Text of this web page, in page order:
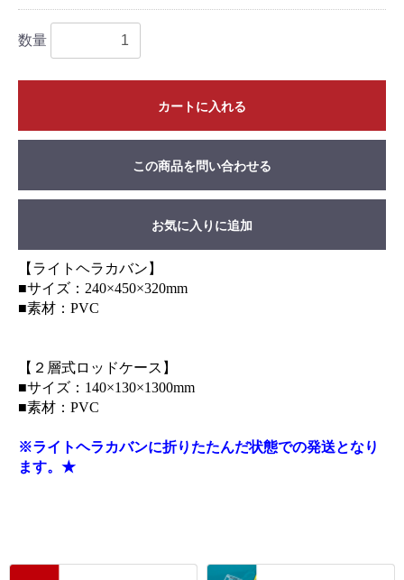
数量
カートに入れる
この商品を問い合わせる
お気に入りに追加
【ライトヘラカバン】
■サイズ：240×450×320mm
■素材：PVC
【２層式ロッドケース】
■サイズ：140×130×1300mm
■素材：PVC
※ライトヘラカバンに折りたたんだ状態での発送となり
ます。★